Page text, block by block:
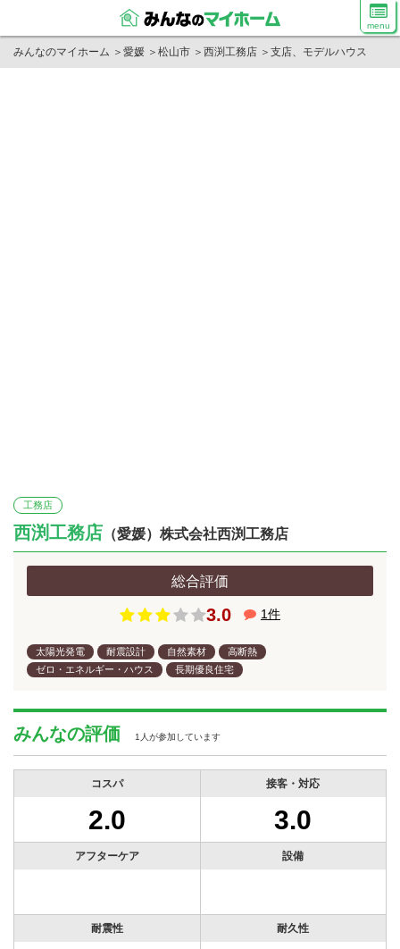
menu
みんなのマイホーム ＞ 愛媛 ＞ 松山市 ＞ 西渕工務店 ＞ 支店、モデルハウス
工務店
西渕工務店 （愛媛）株式会社西渕工務店
総合評価
3.0 1件
太陽光発電 耐震設計 自然素材
高断熱
ゼロ・エネルギー・ハウス
長期優良住宅
みんなの評価 1人が参加しています
コスパ
2.0
接客・対応
3.0
アフターケア 設備
耐震性 耐久性